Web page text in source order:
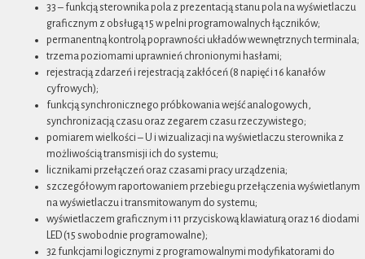
33 – funkcją sterownika pola z prezentacją stanu pola na wyświetlaczu
graficznym z obsługą 15 w pelni programowalnych łączników;
permanentną kontrolą poprawności układów wewnętrznych terminala;
trzema poziomami uprawnień chronionymi hasłami;
rejestracją zdarzeń i rejestracją zakłóceń (8 napięć i 16 kanałów
cyfrowych);
funkcją synchronicznego próbkowania wejść analogowych,
synchronizacją czasu oraz zegarem czasu rzeczywistego;
pomiarem wielkości – U i wizualizacji na wyświetlaczu sterownika z
możliwością transmisji ich do systemu;
licznikami przełączeń oraz czasami pracy urządzenia;
szczegółowym raportowaniem przebiegu przełączenia wyświetlanym
na wyświetlaczu i transmitowanym do systemu;
wyświetlaczem graficznym i 11 przyciskową klawiaturą oraz 16 diodami
LED (15 swobodnie programowalne);
32 funkcjami logicznymi z programowalnymi modyfikatorami do